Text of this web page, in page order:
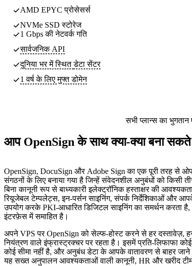
AMD EPYC प्रोसेसर्स
NVMe SSD स्टोरेज
1 Gbps की नेटवर्क गति
सार्वजनिक API
दुनिया भर में स्थितडेटा सेंटर
1 वर्ष के लिए मुफ्त डोमेन
सभी प्लान्स का भुगतान
आप OpenSign के साथ क्या-क्या बना
OpenSign, DocuSign और Adobe Sign का एक पूरी तरह से
संगठनों के लिए बनाया गया है जिन्हें संवेदनशील अनुबंधों को किसी
बिना कानूनी रूप से बाध्यकारी इलेक्ट्रॉनिक हस्ताक्षर की
रियूजेबल टेम्पलेट्स, इन-पर्सन साइनिंग, संपर्क निर्देशिकाओं और
उपयोग करके PKI-आधारित डिजिटल साइनिंग का समर्थन करता
इंटरफ़ेस में समाहित है।
अपने VPS पर OpenSign को सेल्फ-होस्ट करने से हर दस्तावेज़,
नियंत्रण वाले इंफ्रास्ट्रक्चर पर रहता है। इसमें प्रति-लिफाफा
कोई सीमा नहीं है, और अनुबंध डेटा के आपके वातावरण से बाहर
यह सख्त अनुपालन आवश्यकताओं वाली कानूनी, HR और खरीद